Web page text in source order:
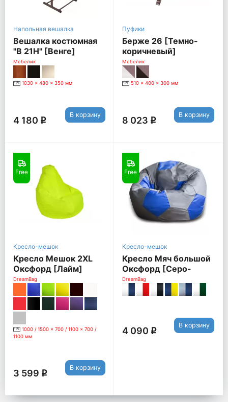
Напольная вешалка
Вешалка костюмная
"В 21Н" [Венге]
Мебелик
1030 x 480 x 350 мм
4 180 q
В корзину
Пуфики
Берже 26 [Темно-
коричневый]
Мебелик
510 x 400 x 300 мм
8 023 q
В корзину
Free
Кресло-мешок
Кресло Мешок 2XL
Оксфорд [Лайм]
DreamBag
1000 / 1500 x 700 / 1100 x 700 /
1100 мм
3 599 q
В корзину
Free
Кресло-мешок
Кресло Мяч большой
Оксфорд [Серо-
синий]
DreamBag
4 090 q
В корзину